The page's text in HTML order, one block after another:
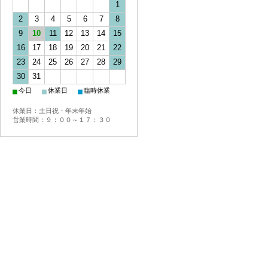
1
2
3 4 5 6 7
8
9
10 11 12 13 14
15
16
17 18 19 20 21
22
23
24 25 26 27 28
29
30
31
■今日 ■休業日 ■臨時休業
休業日：土日祝・年末年始
営業時間：９：００～１７：３０